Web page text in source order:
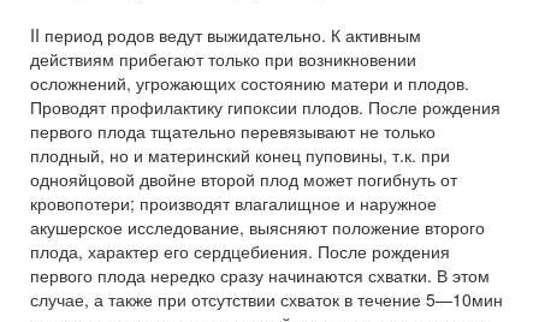
II период родов ведут выжидательно. К активным
действиям прибегают только при возникновении
осложнений, угрожающих состоянию матери и плодов.
Проводят профилактику гипоксии плодов. После рождения
первого плода тщательно перевязывают не только
плодный, но и материнский конец пуповины, т.к. при
однояйцовой двойне второй плод может погибнуть от
кровопотери; производят влагалищное и наружное
акушерское исследование, выясняют положение второго
плода, характер его сердцебиения. После рождения
первого плода нередко сразу начинаются схватки. В этом
случае, а также при отсутствии схваток в течение 5—10мин